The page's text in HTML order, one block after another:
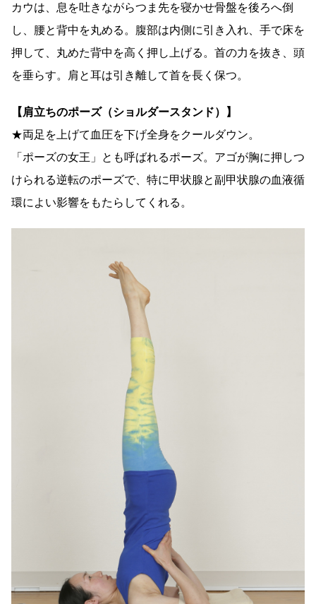
カウは、息を吐きながらつま先を寝かせ骨盤を後ろへ倒
し、腰と背中を丸める。腹部は内側に引き入れ、手で床を
押して、丸めた背中を高く押し上げる。首の力を抜き、頭
を垂らす。肩と耳は引き離して首を長く保つ。
【肩立ちのポーズ（ショルダースタンド）】
★両足を上げて血圧を下げ全身をクールダウン。
「ポーズの女王」とも呼ばれるポーズ。アゴが胸に押しつ
けられる逆転のポーズで、特に甲状腺と副甲状腺の血液循
環によい影響をもたらしてくれる。